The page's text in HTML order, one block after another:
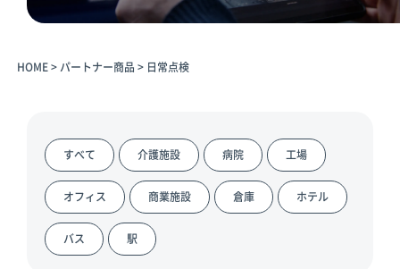
ビス
Vieurekaカ
メラ
SDK
スターターキ
ット
AIカメラ活用
のご相談
工場
オフィス
商業施設
倉庫
HOME> パートナー商品 > 日常点検
すべて 介護施設 病院 工場
オフィス 商業施設 倉庫 ホテル
バス 駅